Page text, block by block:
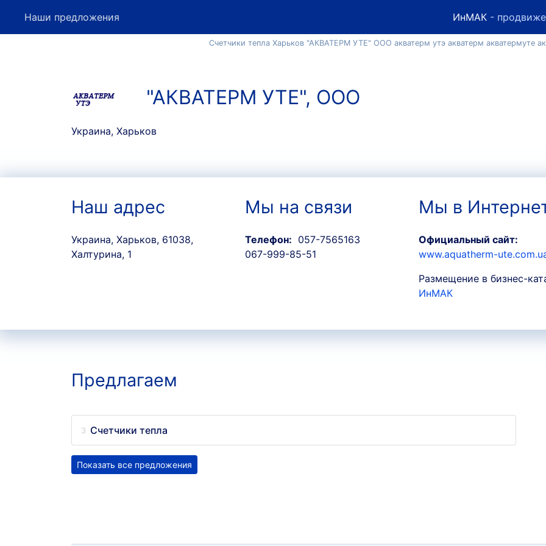
Наши предложения ИнМАК -
Счетчики тепла Харьков "АКВАТЕРМ УТЕ" ООО акватерм утэ акватерм акватермуте
"АКВАТЕРМ УТЕ", ООО
Украина, Харьков
Наш адрес
Украина, Харьков, 61038,
Халтурина, 1
Мы на связи
Телефон: 057-7565163
067-999-85-51
Мы в
Официальный сайт:
www.aquatherm-
Размещение в бизнес-
ИнМАК
Предлагаем
Счетчики тепла
Показать все предложения